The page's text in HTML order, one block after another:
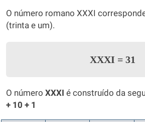
O número romano XXXI
(trinta e um).
XXXI =31
O número XXXI é construído da
+ 10 + 1